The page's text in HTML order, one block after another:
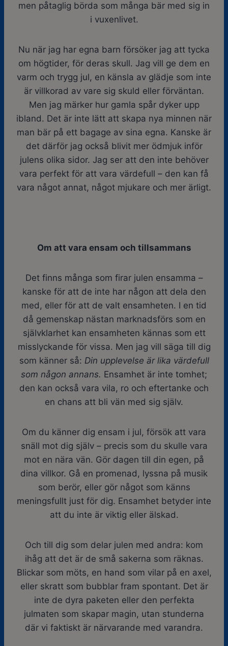
men påtaglig börda som många bär med sig in
i vuxenlivet.
Nu när jag har egna barn försöker jag att tycka
om högtider, för deras skull. Jag vill ge dem en
varm och trygg jul, en känsla av glädje som inte
är villkorad av vare sig skuld eller förväntan.
Men jag märker hur gamla spår dyker upp
ibland. Det är inte lätt att skapa nya minnen när
man bär på ett bagage av sina egna. Kanske är
det därför jag också blivit mer ödmjuk inför
julens olika sidor. Jag ser att den inte behöver
vara perfekt för att vara värdefull – den kan få
vara något annat, något mjukare och mer ärligt.
Om att vara ensam och tillsammans
Det finns många som firar julen ensamma –
kanske för att de inte har någon att dela den
med, eller för att de valt ensamheten. I en tid
då gemenskap nästan marknadsförs som en
självklarhet kan ensamheten kännas som ett
misslyckande för vissa. Men jag vill säga till dig
som känner så: Din upplevelse är lika värdefull
som någon annans. Ensamhet är inte tomhet;
den kan också vara vila, ro och eftertanke och
en chans att bli vän med sig själv.
Om du känner dig ensam i jul, försök att vara
snäll mot dig själv – precis som du skulle vara
mot en nära vän. Gör dagen till din egen, på
dina villkor. Gå en promenad, lyssna på musik
som berör, eller gör något som känns
meningsfullt just för dig. Ensamhet betyder inte
att du inte är viktig eller älskad.
Och till dig som delar julen med andra: kom
ihåg att det är de små sakerna som räknas.
Blickar som möts, en hand som vilar på en axel,
eller skratt som bubblar fram spontant. Det är
inte de dyra paketen eller den perfekta
julmaten som skapar magin, utan stunderna
där vi faktiskt är närvarande med varandra.